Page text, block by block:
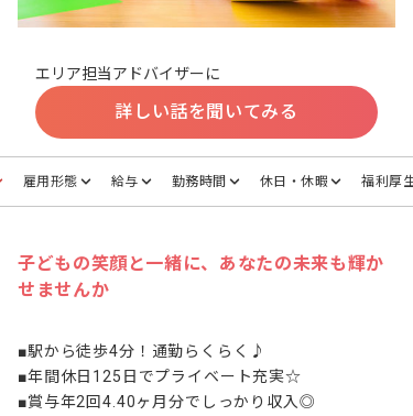
エリア担当アドバイザーに
詳しい話を聞いてみる
雇用形態 給与 勤務時間 休日・休暇 福利厚生
子どもの笑顔と一緒に、あなたの未来も輝か
せませんか
■駅から徒歩4分！通勤らくらく♪
■年間休日125日でプライベート充実☆
■賞与年2回4.40ヶ月分でしっかり収入◎